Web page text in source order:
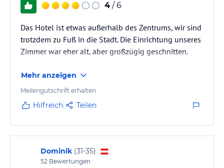
4 / 6
Das Hotel ist etwas außerhalb des Zentrums, wir sind
trotzdem zu Fuß in die Stadt. Die Einrichtung unseres
Zimmer war eher alt, aber großzügig geschnitten.
Mehr anzeigen
Meilengutschrift erhalten
Hilfreich Teilen
Dominik (31-35)
52 Bewertungen